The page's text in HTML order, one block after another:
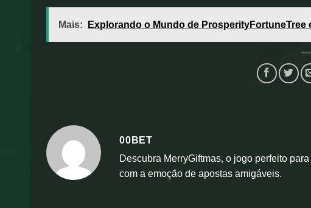
Mais: Explorando o Mundo de ProsperityFortuneTree
00BET
Descubra MerryGiftmas, o jogo perfeito
com a emoção de apostas amigáveis.